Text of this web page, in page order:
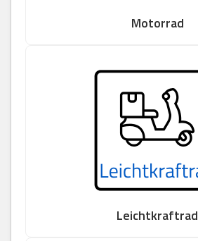
Motorrad
Leichtkraftrad